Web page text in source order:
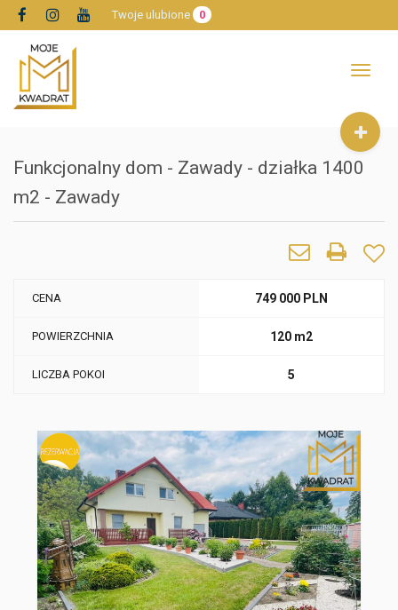
Twoje ulubione 0
Toggle
Funkcjonalny dom - Zawady - działka 1400
m2 - Zawady
CENA 749 000 PLN
POWIERZCHNIA 120 m2
LICZBA POKOI 5